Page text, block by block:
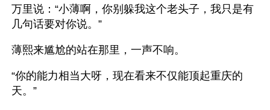
万里说：“小薄啊，你别躲我这个老头子，我只是有
几句话要对你说。”
薄熙来尴尬的站在那里，一声不响。
“你的能力相当大呀，现在看来不仅能顶起重庆的
天。”